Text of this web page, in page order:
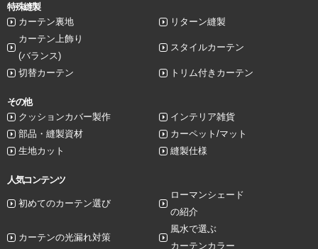
特殊縫製
カーテン裏地
リターン縫製
カーテン上飾り
(バランス)
スタイルカーテン
切替カーテン トリム付きカーテン
その他
クッションカバー製作
インテリア雑貨
部品・縫製資材
カーペット/マット
生地カット
縫製仕様
人気コンテンツ
初めてのカーテン選び
ローマンシェード
の紹介
カーテンの光漏れ対策
風水で選ぶ
カーテンカラー